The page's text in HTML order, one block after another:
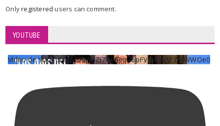
Onlyregisteredusers can comment.
YOUTUBE
Vídeo de YouTube UCKqYjiZi7lzy6gqU6pFVFiA_A3EZ9JWWOe0